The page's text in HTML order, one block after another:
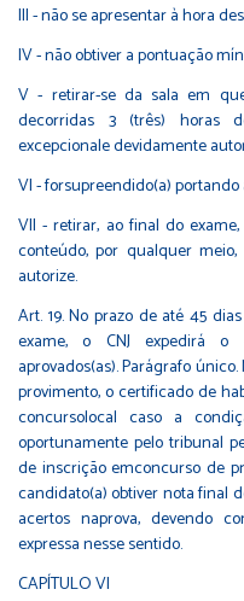
III - não se apresentar à hora
IV - não obtiver a pontuação
V - retirar-se da sala em
decorridas 3 (três) horas
excepcionale devidamente
VI - forsupreendido(a)
VII - retirar, ao final do
conteúdo, por qualquer
autorize.
Art. 19. No prazo de até 45
exame, o CNJ expedirá o
aprovados(as). Parágrafo único.
provimento, o certificado de
concursolocal caso a
oportunamente pelo tribunal
de inscrição emconcurso de
candidato(a) obtiver nota final
acertos naprova, devendo
expressa nesse sentido.
CAPÍTULO VI